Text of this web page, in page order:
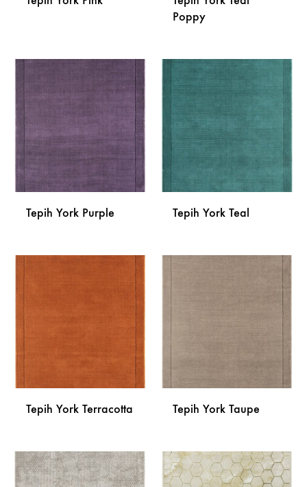
NA
LISTU
ŽELJA
Poppy
NA
LISTU
ŽELJA
Tepih York Purple
DODAJ
NA
LISTU
Tepih York Teal
NA
ŽELJA
Tepih York Terracotta
DODAJ
NA
Tepih York Taupe
NA